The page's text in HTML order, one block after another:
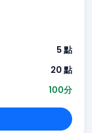
5 點
20 點
100分